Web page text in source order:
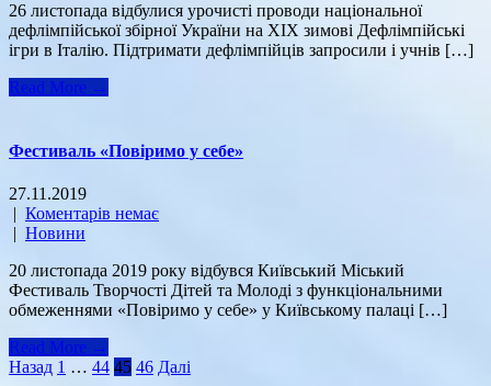
26 листопада відбулися урочисті проводи національної
дефлімпійської збірної України на ХІХ зимові Дефлімпійські
ігри в Італію. Підтримати дефлімпійців запросили і учнів […]
Read More →
Фестиваль «Повіримо у себе»
27.11.2019
| Коментарів немає
| Новини
20 листопада 2019 року відбувся Київський Міський
Фестиваль Творчості Дітей та Молоді з функціональними
обмеженнями «Повіримо у себе» у Київському палаці […]
Read More →
Навігація
Назад 1 … 44 45 46 Далі